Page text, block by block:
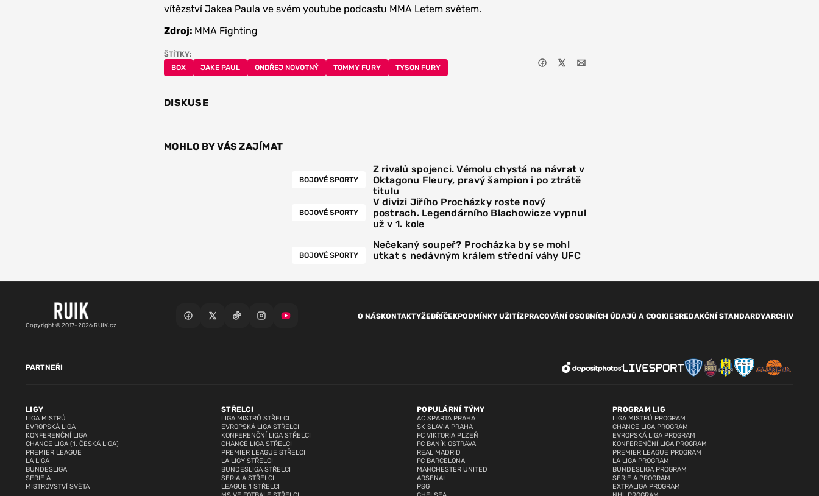
vítězství Jakea Paula ve svém youtube podcastu MMA Letem světem.
Zdroj: MMA Fighting
ŠTÍTKY:
BOX
JAKE PAUL ONDŘEJ NOVOTNÝ TOMMY FURY TYSON FURY
DISKUSE
MOHLO BY VÁS ZAJÍMAT
BOJOVÉ SPORTY
Z rivalů spojenci. Vémolu chystá na návrat v
Oktagonu Fleury, pravý šampion i po ztrátě
titulu
BOJOVÉ SPORTY
V divizi Jiřího Procházky roste nový
postrach. Legendárního Blachowicze vypnul
už v 1. kole
BOJOVÉ SPORTY
Nečekaný soupeř? Procházka by se mohl
utkat s nedávným králem střední váhy UFC
Copyright © 2017–2026 RUIK.cz
O NÁSKONTAKTYŽEBŘÍČEKPODMÍNKY UŽITÍZPRACOVÁNÍ OSOBNÍCH ÚDAJŮ A COOKIESREDAKČNÍ STANDARDYARCHIV
LIGY
LIGA MISTRŮ
EVROPSKÁ LIGA
KONFERENČNÍ LIGA
CHANCE LIGA (1. ČESKÁ LIGA)
PREMIER LEAGUE
LA LIGA
BUNDESLIGA
SERIE A
MISTROVSTVÍ SVĚTA
STŘELCI
LIGA MISTRŮ STŘELCI
EVROPSKÁ LIGA STŘELCI
KONFERENČNÍ LIGA STŘELCI
CHANCE LIGA STŘELCI
PREMIER LEAGUE STŘELCI
LA LIGY STŘELCI
BUNDESLIGA STŘELCI
SERIA A STŘELCI
LEAGUE 1 STŘELCI
POPULÁRNÍ TÝMY
AC SPARTA PRAHA
SK SLAVIA PRAHA
FC VIKTORIA PLZEŇ
FC BANÍK OSTRAVA
REAL MADRID
FC BARCELONA
MANCHESTER UNITED
ARSENAL
PSG
PROGRAM LIG
LIGA MISTRŮ PROGRAM
CHANCE LIGA PROGRAM
EVROPSKÁ LIGA PROGRAM
KONFERENČNÍ LIGA PROGRAM
PREMIER LEAGUE PROGRAM
LA LIGA PROGRAM
BUNDESLIGA PROGRAM
SERIE A PROGRAM
EXTRALIGA PROGRAM
PARTNEŘI